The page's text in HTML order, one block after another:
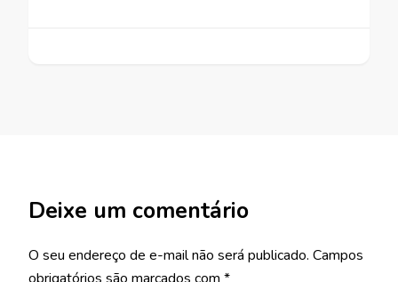
Deixe um comentário
O seu endereço de e-mail não será publicado. Campos